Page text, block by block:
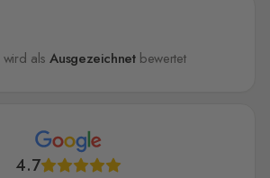
wird alsAusgezeichnetbewertet
4.7